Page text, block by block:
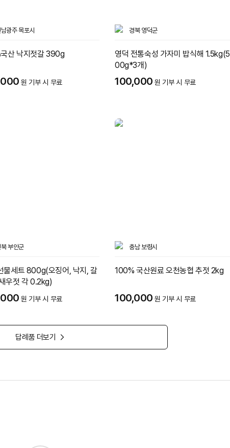
광주 목포시
산 낙지젓갈 390g
원 기부 시 무료
경북 영덕군
영덕 전통숙성 가자미 밥식해 1.5kg(5
00g*3개)
100,000 원 기부 시 무료
북 부안군
물세트 800g(오징어, 낙지, 갈
우젓 각 0.2kg)
원 기부 시 무료
충남 보령시
100% 국산원료 오천농협 추젓 2kg
100,000 원 기부 시 무료
답례품 더보기